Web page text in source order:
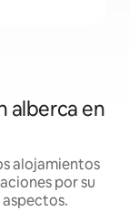
alberca en
alojamientos
por su